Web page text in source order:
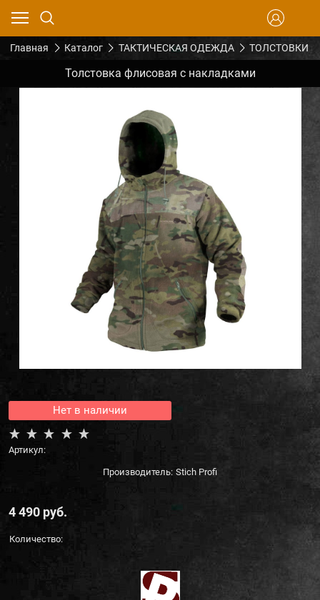
Главная Каталог ТАКТИЧЕСКАЯ ОДЕЖДА ТОЛСТОВКИ
Толстовка флисовая с накладками
Нет в наличии
Артикул:
Производитель: Stich Profi
4 490 руб.
Количество: